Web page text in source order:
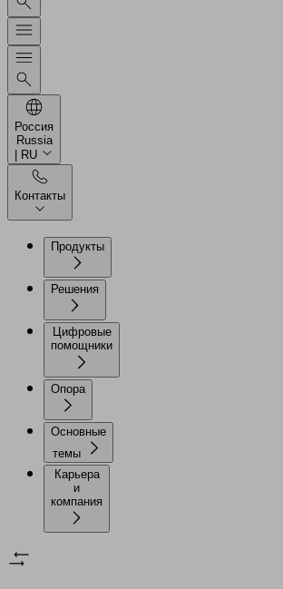
Россия
Russia
| RU
Контакты
Продукты
Решения
Цифровые
помощники
Опора
Основные
темы
Карьера
и
компания